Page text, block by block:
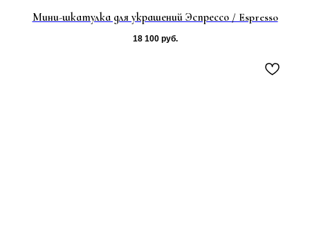
Мини-шкатулка для украшений Эспрессо / Espresso
18 100 руб.